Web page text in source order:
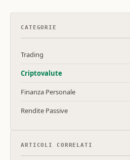
CATEGORIE
Trading
Criptovalute
Finanza Personale
Rendite Passive
ARTICOLI CORRELATI